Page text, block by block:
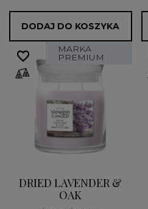
DODAJ DO KOSZYKA
MARKA
PREMIUM
DRIED LAVENDER &
OAK
favorite_border
favorite_border